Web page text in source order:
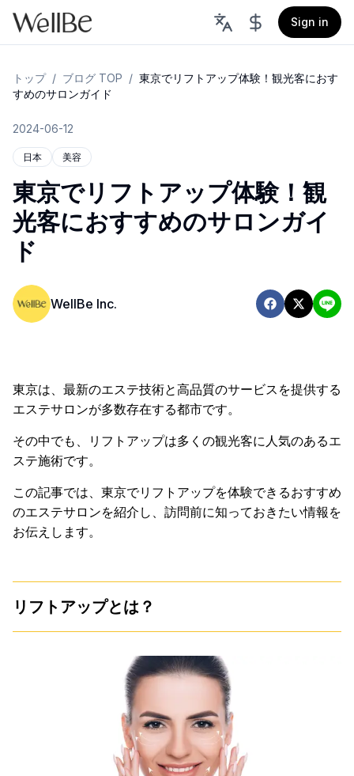
Sign in
トップ / ブログ TOP / 東京でリフトアップ体験！観光客におす
すめのサロンガイド
2024-06-12
日本 美容
東京でリフトアップ体験！観
光客におすすめのサロンガイ
ド
WellBe Inc.
東京は、最新のエステ技術と高品質のサービスを提供する
エステサロンが多数存在する都市です。
その中でも、リフトアップは多くの観光客に人気のあるエ
ステ施術です。
この記事では、東京でリフトアップを体験できるおすすめ
のエステサロンを紹介し、訪問前に知っておきたい情報を
お伝えします。
リフトアップとは？